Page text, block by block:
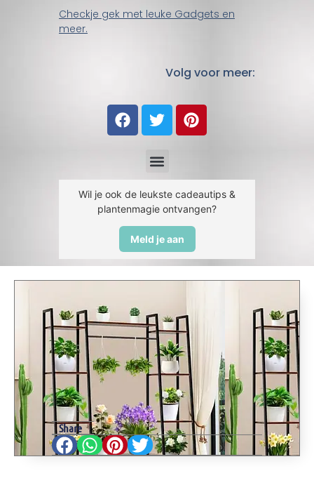
Checkje gek met leuke Gadgets en
meer.
Volg voor meer:
Wil je ook de leukste cadeautips &
plantenmagie ontvangen?
Meld je aan
Share